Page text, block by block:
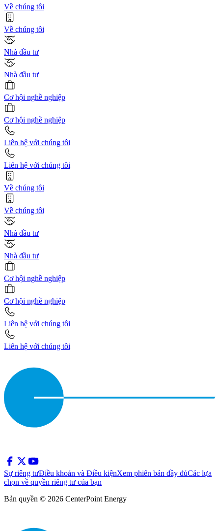
Về chúng tôi
Về chúng tôi
Nhà đầu tư
Nhà đầu tư
Cơ hội nghề nghiệp
Cơ hội nghề nghiệp
Liên hệ với chúng tôi
Liên hệ với chúng tôi
Về chúng tôi
Về chúng tôi
Nhà đầu tư
Nhà đầu tư
Cơ hội nghề nghiệp
Cơ hội nghề nghiệp
Liên hệ với chúng tôi
Liên hệ với chúng tôi
Sự riêng tưĐiều khoản và Điều kiệnXem phiên bản đầy đủCác lựa
chọn về quyền riêng tư của bạn
Bản quyền © 2026 CenterPoint Energy